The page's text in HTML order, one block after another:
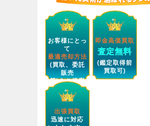
お客様にとっ
て
最適売却方法
(買取、委託
販売
等)をご提案
します。
即金高価買取
査定無料
(鑑定取得前
買取可)
出張買取
迅速に対応